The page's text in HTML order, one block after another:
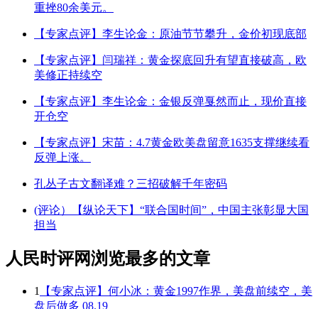
重挫80余美元。
【专家点评】李生论金：原油节节攀升，金价初现底部
【专家点评】闫瑞祥：黄金探底回升有望直接破高，欧
美修正持续空
【专家点评】李生论金：金银反弹戛然而止，现价直接
开仓空
【专家点评】宋苗：4.7黄金欧美盘留意1635支撑继续看
反弹上涨。
孔丛子古文翻译难？三招破解千年密码
(评论）【纵论天下】“联合国时间”，中国主张彰显大国
担当
人民时评网浏览最多的文章
1
【专家点评】何小冰：黄金1997作界，美盘前续空，美
盘后做多 08.19